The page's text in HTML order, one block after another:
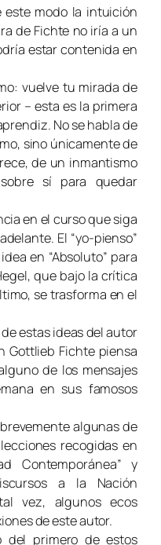
este modo la intuición
de Fichte no iría a un
estar contenida en
vuelve tu mirada de
– esta es la primera
No se habla de
sino únicamente de
de un inmantismo
sí para quedar
en el curso que siga
El “yo-pienso”
en “Absoluto” para
que bajo la crítica
se trasforma en el
estas ideas del autor
Gottlieb Fichte piensa
de los mensajes
en sus famosos
algunas de
recogidas en
Contemporánea” y
a la Nación
vez, algunos ecos
de este autor.
del primero de estos